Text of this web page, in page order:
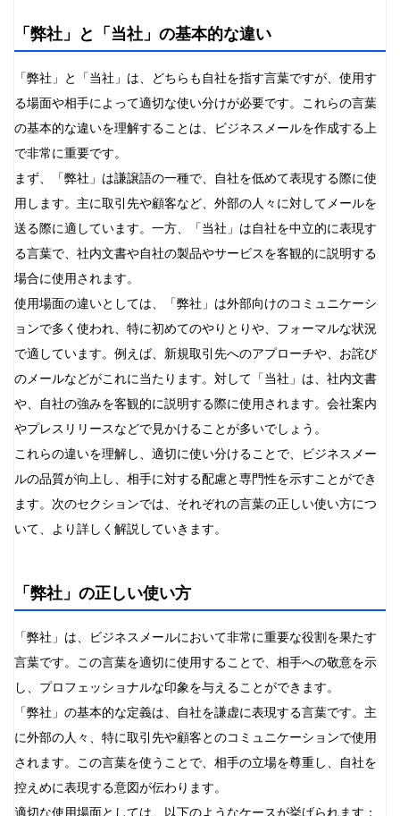
「弊社」と「当社」の基本的な違い
「弊社」と「当社」は、どちらも自社を指す言葉ですが、使用す
る場面や相手によって適切な使い分けが必要です。これらの言葉
の基本的な違いを理解することは、ビジネスメールを作成する上
で非常に重要です。
まず、「弊社」は謙譲語の一種で、自社を低めて表現する際に使
用します。主に取引先や顧客など、外部の人々に対してメールを
送る際に適しています。一方、「当社」は自社を中立的に表現す
る言葉で、社内文書や自社の製品やサービスを客観的に説明する
場合に使用されます。
使用場面の違いとしては、「弊社」は外部向けのコミュニケーシ
ョンで多く使われ、特に初めてのやりとりや、フォーマルな状況
で適しています。例えば、新規取引先へのアプローチや、お詫び
のメールなどがこれに当たります。対して「当社」は、社内文書
や、自社の強みを客観的に説明する際に使用されます。会社案内
やプレスリリースなどで見かけることが多いでしょう。
これらの違いを理解し、適切に使い分けることで、ビジネスメー
ルの品質が向上し、相手に対する配慮と専門性を示すことができ
ます。次のセクションでは、それぞれの言葉の正しい使い方につ
いて、より詳しく解説していきます。
「弊社」の正しい使い方
「弊社」は、ビジネスメールにおいて非常に重要な役割を果たす
言葉です。この言葉を適切に使用することで、相手への敬意を示
し、プロフェッショナルな印象を与えることができます。
「弊社」の基本的な定義は、自社を謙虚に表現する言葉です。主
に外部の人々、特に取引先や顧客とのコミュニケーションで使用
されます。この言葉を使うことで、相手の立場を尊重し、自社を
控えめに表現する意図が伝わります。